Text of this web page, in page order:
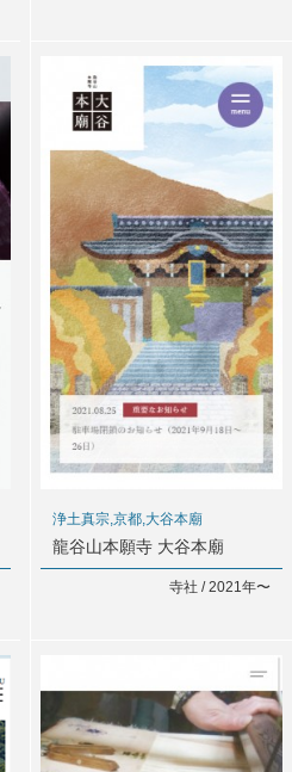
浄土真宗,京都,大谷本廟
龍谷山本願寺 大谷本廟
寺社 / 2021年〜